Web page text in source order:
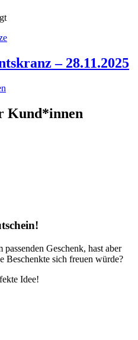
– 28.11.2025
Kund*innen
Geschenk, hast aber
Beschenkte sich freuen würde?
Idee!